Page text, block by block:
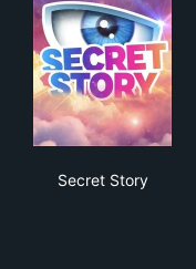
Secret Story